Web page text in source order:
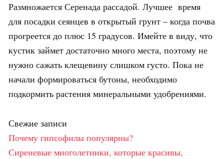
Размножается Серенада рассадой. Лучшее время
для посадки сеянцев в открытый грунт – когда почва
прогреется до плюс 15 градусов. Имейте в виду, что
кустик займет достаточно много места, поэтому не
нужно сажать клещевину слишком густо. Пока не
начали формироваться бутоны, необходимо
подкормить растения минеральными удобрениями.
Свежие записи
Почему гипсофилы популярны?
Сиреневые многолетники, которые красивы,